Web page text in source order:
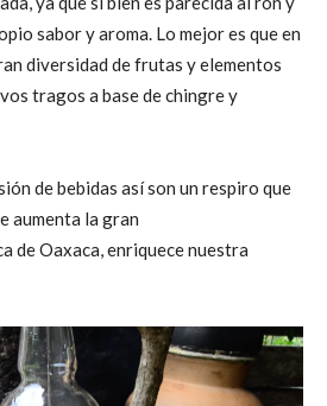
sabor y aroma. Lo mejor es que en
diversidad de frutas y elementos
tragos a base de chingre y
de bebidas así son un respiro que
aumenta la gran
de Oaxaca, enriquece nuestra